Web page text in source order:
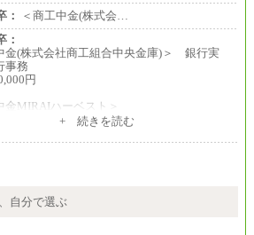
：
＜商工中金(株式会…
：
金(株式会社商工組合中央金庫)＞ 銀行実
事務
円
金MIRAIハーベスト＞
+ 続きを読む
自分で選ぶ